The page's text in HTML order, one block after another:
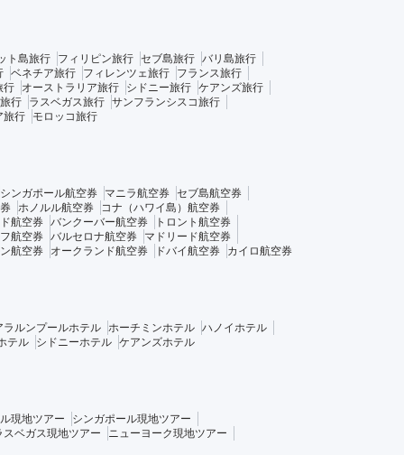
ト島旅行 フィリピン旅行 セブ島旅行 バリ島旅行
ベネチア旅行 フィレンツェ旅行
フランス旅行
行 オーストラリア旅行 シドニー旅行 ケアンズ旅行
行 ラスベガス旅行 サンフランシスコ旅行
旅行 モロッコ旅行
シンガポール航空券 マニラ航空券 セブ島航空券
ホノルル航空券
コナ（ハワイ島）航空券
航空券 バンクーバー航空券
トロント航空券
航空券 バルセロナ航空券
マドリード航空券
航空券 オークランド航空券 ドバイ航空券 カイロ航空券
ラルンプールホテル ホーチミンホテル ハノイホテル
テル シドニーホテル ケアンズホテル
現地ツアー
シンガポール現地ツアー
スベガス現地ツアー
ニューヨーク現地ツアー